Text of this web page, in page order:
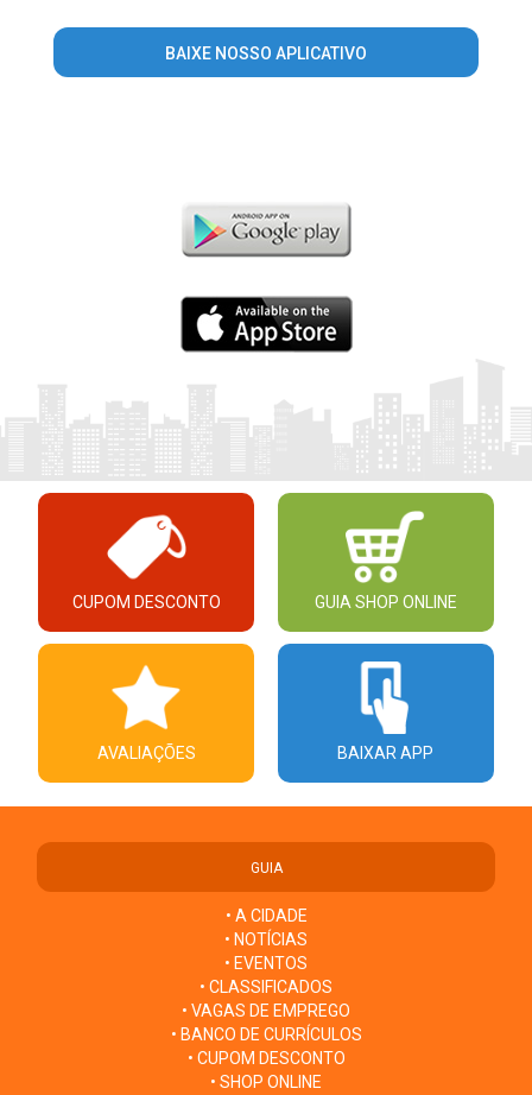
BAIXE NOSSO APLICATIVO
CUPOM DESCONTO GUIA SHOP ONLINE
AVALIAÇÕES BAIXAR APP
GUIA
• A CIDADE
• NOTÍCIAS
• EVENTOS
• CLASSIFICADOS
• VAGAS DE EMPREGO
• BANCO DE CURRÍCULOS
• CUPOM DESCONTO
• SHOP ONLINE